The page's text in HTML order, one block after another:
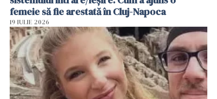
femeie să fie arestată în Cluj-Napoca
19 IULIE 2026